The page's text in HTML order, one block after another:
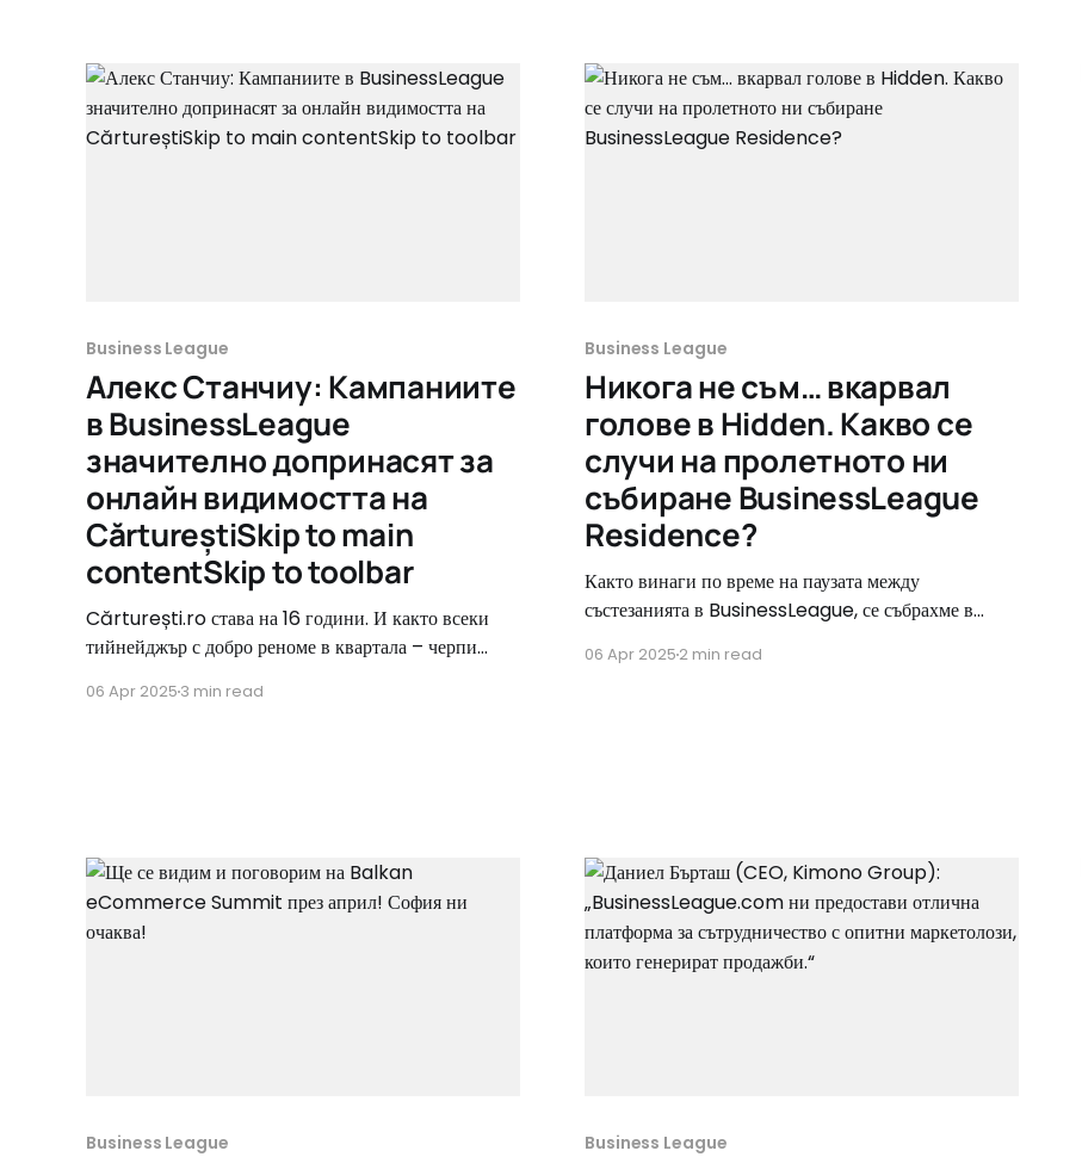
стратегическо придобиване отбелязва важен етап в
утвърждаването на позицията на 2Performant на
пазарите в
Актуализирахме Big Bear и вече бисквитките
(cookies) се записват
Business League
Алекс Станчиу: Кампаниите
в BusinessLeague
значително допринасят за
онлайн видимостта на
CărtureștiSkip to main
contentSkip to toolbar
Cărturești.ro става на 16 години. И както всеки
тийнейджър с добро реноме в квартала – черпи
(маркетинг специалист в Cărturești), за да узнаем
06 Apr 2025 3 min read
Business League
Никога не съм… вкарвал
голове в Hidden. Какво се
случи на пролетното ни
събиране BusinessLeague
Residence?
Както винаги по време на паузата между
състезанията в BusinessLeague, се събрахме в
търговци и специални гости се присъединиха към
06 Apr 20252 min read
Business League Business League